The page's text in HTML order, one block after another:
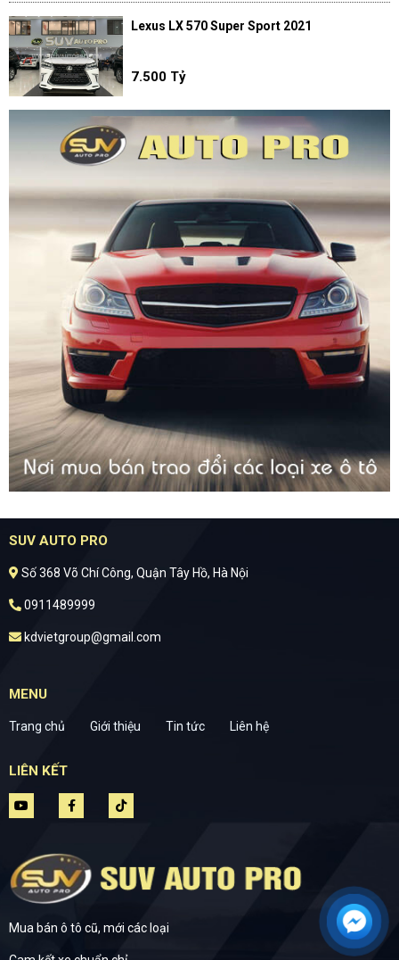
Lexus LX 570 Super Sport 2021
7.500 Tỷ
SUV AUTO PRO
Số 368 Võ Chí Công, Quận Tây Hồ, Hà Nội
0911489999
kdvietgroup@gmail.com
MENU
Trang chủ Giới thiệu Tin tức Liên hệ
LIÊN KẾT
Mua bán ô tô cũ, mới các loại